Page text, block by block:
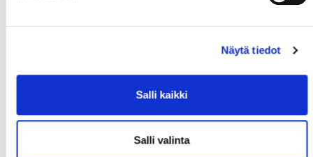
Näytä tiedot
Salli kaikki
Salli valinta